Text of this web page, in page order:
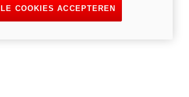
COOKIES ACCEPTEREN